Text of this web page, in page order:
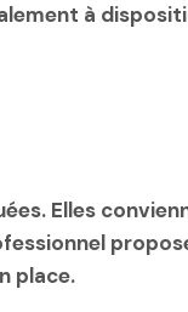
à
Elles
place.